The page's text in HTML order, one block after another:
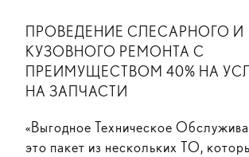
ПРОВЕДЕНИЕ СЛЕСАРНОГО И
КУЗОВНОГО РЕМОНТА С
ПРЕИМУЩЕСТВОМ 40% НА
НА ЗАПЧАСТИ
«Выгодное Техническое
это пакет из нескольких ТО,